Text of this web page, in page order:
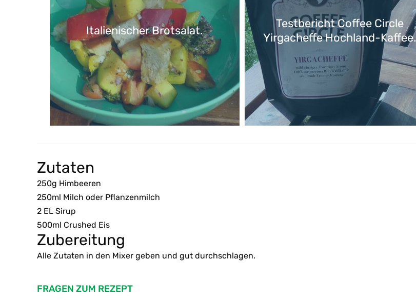
Italienischer Brotsalat.
Testbericht Coffee Circle
Yirgacheffe Hochland-Kaffee.
Zutaten
250g Himbeeren
250ml Milch oder Pflanzenmilch
2 EL Sirup
500ml Crushed Eis
Zubereitung
Alle Zutaten in den Mixer geben und gut durchschlagen.
FRAGEN ZUM REZEPT